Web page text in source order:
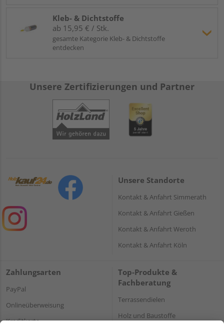
Kleb- & Dichtstoffe
ab 15,95 € / Stk.
gesamte Kategorie Kleb- & Dichtstoffe
entdecken
Unsere Zertifizierungen und Partner
Unsere Standorte
Kontakt & Anfahrt Simmerath
Kontakt & Anfahrt Gießen
Kontakt & Anfahrt Weroth
Kontakt & Anfahrt Köln
Zahlungsarten
PayPal
Onlineüberweisung
Kreditkarte
Top-Produkte &
Fachberatung
Terrassendielen
Holz und Baustoffe